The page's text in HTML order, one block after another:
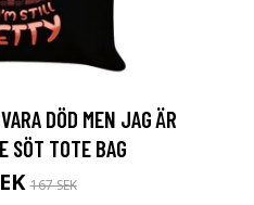
DÖD MEN JAG ÄR
SÖT TOTE BAG
167 SEK